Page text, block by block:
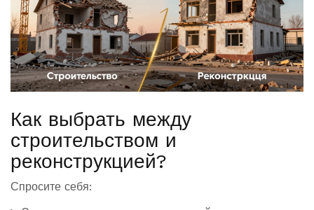
Как выбрать между
строительством и
реконструкцией?
Спросите себя: